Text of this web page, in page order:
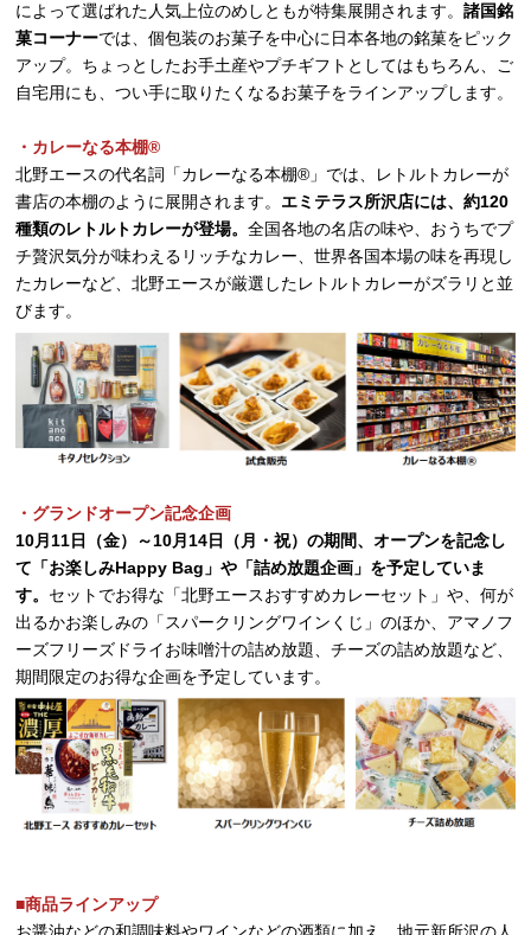
によって選ばれた人気上位のめしともが特集展開されます。諸国銘
菓コーナーでは、個包装のお菓子を中心に日本各地の銘菓をピック
アップ。ちょっとしたお手土産やプチギフトとしてはもちろん、ご
自宅用にも、つい手に取りたくなるお菓子をラインアップします。
・カレーなる本棚®️
北野エースの代名詞「カレーなる本棚®」では、レトルトカレーが
書店の本棚のように展開されます。 エミテラス所沢店には、約120
種類のレトルトカレーが登場。全国各地の名店の味や、おうちでプ
チ贅沢気分が味わえるリッチなカレー、世界各国本場の味を再現し
たカレーなど、北野エースが厳選したレトルトカレーがズラリと並
びます。
・グランドオープン記念企画
10月11日（金）～10月14日（月・祝）の期間、オープンを記念し
て「お楽しみHappy Bag」や「詰め放題企画」を予定していま
す。 セットでお得な「北野エースおすすめカレーセット」や、何が
出るかお楽しみの「スパークリングワインくじ」のほか、アマノフ
ーズフリーズドライお味噌汁の詰め放題、チーズの詰め放題など、
期間限定のお得な企画を予定しています。
■商品ラインアップ